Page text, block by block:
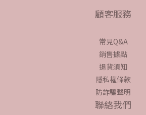
顧客服務
常見Q&A
銷售據點
退貨須知
隱私權條款
防詐騙聲明
聯絡我們